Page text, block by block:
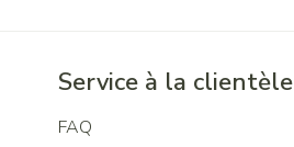
Service à la clientèle
FAQ